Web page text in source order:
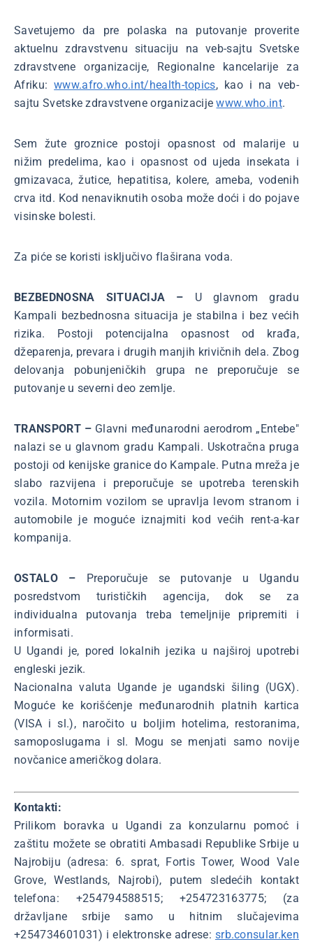
Savetujemo da pre polaska na putovanje proverite
aktuelnu zdravstvenu situaciju na veb-sajtu Svetske
zdravstvene organizacije, Regionalne kancelarije za
Afriku:www.afro.who.int/health-topics, kao i na veb-
sajtu Svetske zdravstvene organizacijewww.who.int.
Sem žute groznice postoji opasnost od malarije u
nižim predelima, kao i opasnost od ujeda insekata i
gmizavaca, žutice, hepatitisa, kolere, ameba, vodenih
crva itd. Kod nenaviknutih osoba može doći i do pojave
visinske bolesti.
Za piće se koristi isključivo flaširana voda.
BEZBEDNOSNA SITUACIJA – U glavnom gradu
Kampali bezbednosna situacija je stabilna i bez većih
rizika. Postoji potencijalna opasnost od krađa,
džeparenja, prevara i drugih manjih krivičnih dela. Zbog
delovanja pobunjeničkih grupa ne preporučuje se
putovanje u severni deo zemlje.
TRANSPORT – Glavni međunarodni aerodrom „Entebe"
nalazi se u glavnom gradu Kampali. Uskotračna pruga
postoji od kenijske granice do Kampale. Putna mreža je
slabo razvijena i preporučuje se upotreba terenskih
vozila. Motornim vozilom se upravlja levom stranom i
automobile je moguće iznajmiti kod većih rent-a-kar
kompanija.
OSTALO – Preporučuje se putovanje u Ugandu
posredstvom turističkih agencija, dok se za
individualna putovanja treba temeljnije pripremiti i
informisati.
U Ugandi je, pored lokalnih jezika u najširoj upotrebi
engleski jezik.
Nacionalna valuta Ugande je ugandski šiling (UGX).
Moguće ke korišćenje međunarodnih platnih kartica
(VISA i sl.), naročito u boljim hotelima, restoranima,
samoposlugama i sl. Mogu se menjati samo novije
novčanice američkog dolara.
Kontakti:
Prilikom boravka u Ugandi za konzularnu pomoć i
zaštitu možete se obratiti Ambasadi Republike Srbije u
Najrobiju (adresa: 6. sprat, Fortis Tower, Wood Vale
Grove, Westlands, Najrobi), putem sledećih kontakt
telefona: +254794588515; +254723163775; (za
državljane srbije samo u hitnim slučajevima
+254734601031) i elektronske adrese: srb.consular.ken